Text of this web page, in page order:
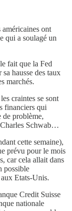
ont
qui a soulagé un
fait que la Fed
hausse des taux
marchés.
craintes se sont
financiers qui
de problème,
Schwab…
cette semaine),
prévu pour le mois
car cela allait dans
possible
Etats-Unis.
Credit Suisse
nationale